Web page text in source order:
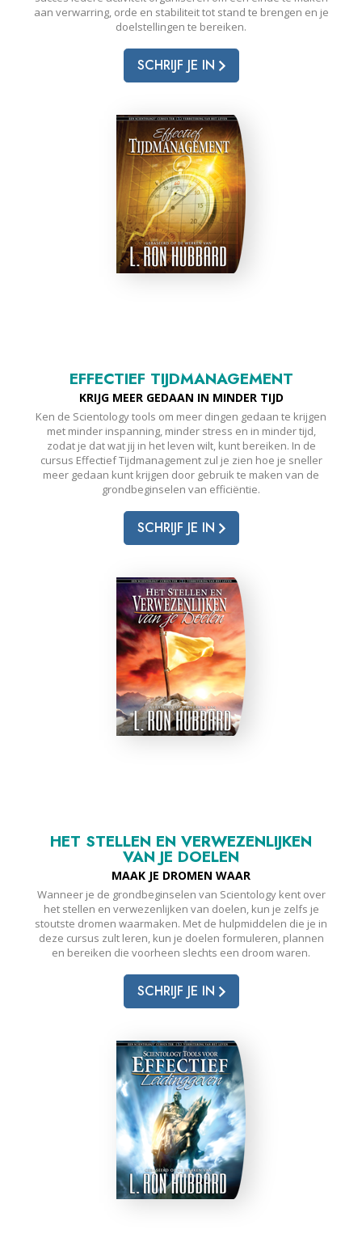
aan verwarring, orde en stabiliteit tot stand te brengen en je
doelstellingen te bereiken.
SCHRIJF JE IN
EFFECTIEF TIJDMANAGEMENT
KRIJG MEER GEDAAN IN MINDER TIJD
Ken de Scientology tools om meer dingen gedaan te krijgen
met minder inspanning, minder stress en in minder tijd,
zodat je dat wat jij in het leven wilt, kunt bereiken. In de
cursus Effectief Tijdmanagement zul je zien hoe je sneller
meer gedaan kunt krijgen door gebruik te maken van de
grondbeginselen van efficiëntie.
SCHRIJF JE IN
HET STELLEN EN VERWEZENLIJKEN
VAN JE DOELEN
MAAK JE DROMEN WAAR
Wanneer je de grondbeginselen van Scientology kent over
het stellen en verwezenlijken van doelen, kun je zelfs je
stoutste dromen waarmaken. Met de hulpmiddelen die je in
deze cursus zult leren, kun je doelen formuleren, plannen
en bereiken die voorheen slechts een droom waren.
SCHRIJF JE IN